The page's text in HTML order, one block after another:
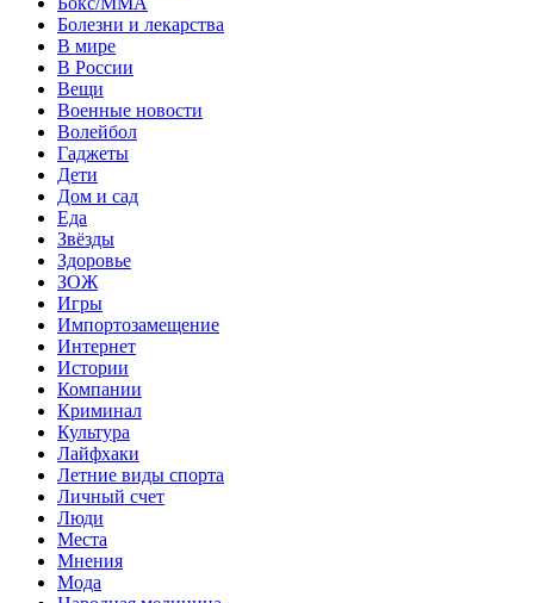
Болезни и лекарства
В мире
В России
Вещи
Военные новости
Волейбол
Гаджеты
Дети
Дом и сад
Еда
Звёзды
Здоровье
ЗОЖ
Игры
Импортозамещение
Интернет
Истории
Компании
Криминал
Культура
Лайфхаки
Летние виды спорта
Личный счет
Люди
Места
Мнения
Мода